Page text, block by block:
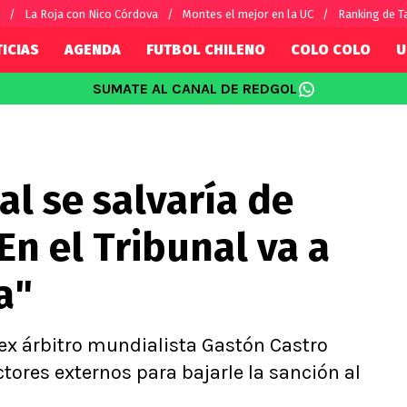
La Roja con Nico Córdova Montes el mejor en la UC Ranking de
por el mundo
Fútbol Argentino
Fútbol Brasileño
Premier
Serie A
AGENDA FUTBOL CHILENO COLO COLO
SUMATE AL CANAL DE REDGOL
se salvaría de
el Tribunal va a
árbitro mundialista Gastón Castro
externos para bajarle la sanción al